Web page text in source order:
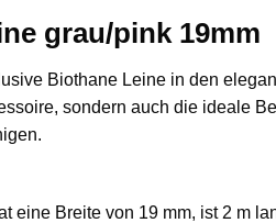
grau/pink 19mm
Biothane Leine in den
sondern auch die ideale
eine Breite von 19 mm, ist 2 m